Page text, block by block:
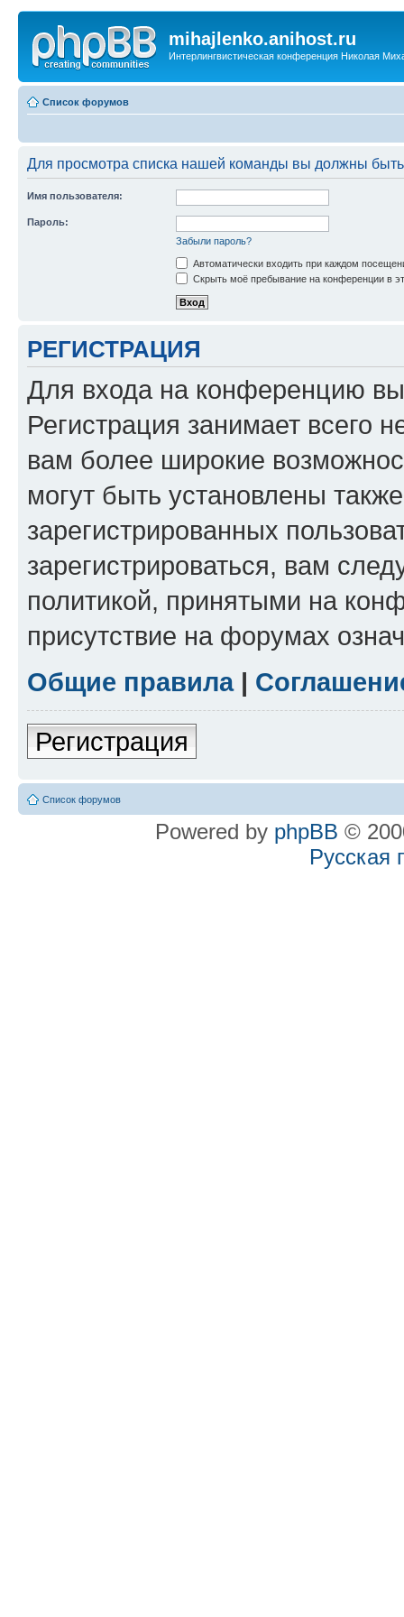
mihajlenko.anihost.ru
Интерлингвистическая конференция Николая
Список форумов
Для просмотра списка нашей команды вы должны
Имя пользователя:
Пароль:
Забыли пароль?
Автоматически входить при каждом
Скрыть моё пребывание на конференции в
РЕГИСТРАЦИЯ
Для входа на конференцию
Регистрация занимает всего
вам более широкие
могут быть установлены
зарегистрированных
зарегистрироваться, вам
политикой, принятыми на
присутствие на форумах
Общие правила|
Регистрация
Список форумов
Powered by phpBB ©
Русская